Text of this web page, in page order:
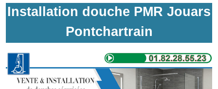
Installation douche PMR Jouars
Pontchartrain